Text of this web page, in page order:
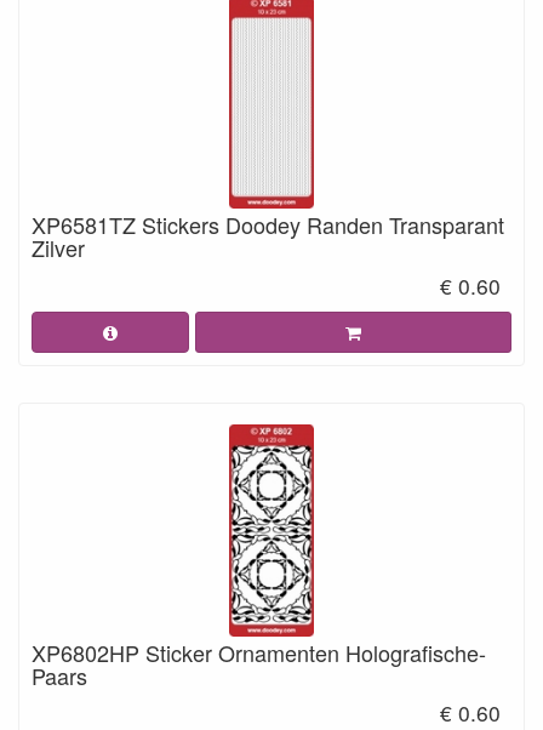
XP6581TZ Stickers Doodey Randen Transparant
Zilver
€ 0.60
XP6802HP Sticker Ornamenten Holografische-
Paars
€ 0.60